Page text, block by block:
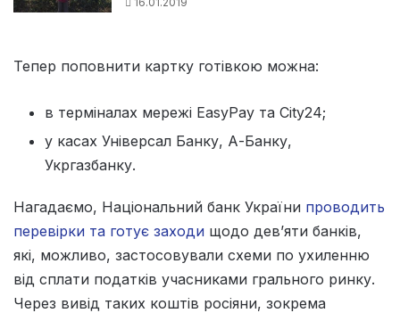
Тепер поповнити картку готівкою можна:
в терміналах мережі EasyPay та City24;
у касах Універсал Банку, А-Банку,
Укргазбанку.
Нагадаємо, Національний банк України проводить
перевірки та готує заходи щодо дев’яти банків,
які, можливо, застосовували схеми по ухиленню
від сплати податків учасниками грального ринку.
Через вивід таких коштів росіяни, зокрема